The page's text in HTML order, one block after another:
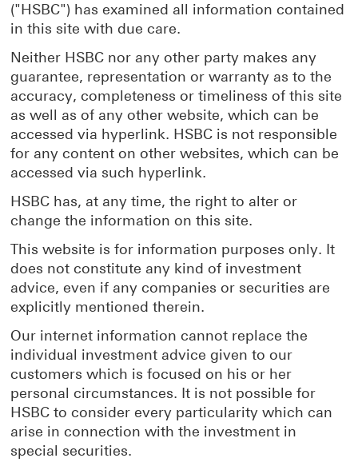
("HSBC") has examined all information contained
in this site with due care.
Neither HSBC nor any other party makes any
guarantee, representation or warranty as to the
accuracy, completeness or timeliness of this site
as well as of any other website, which can be
accessed via hyperlink. HSBC is not responsible
for any content on other websites, which can be
accessed via such hyperlink.
HSBC has, at any time, the right to alter or
change the information on this site.
This website is for information purposes only. It
does not constitute any kind of investment
advice, even if any companies or securities are
explicitly mentioned therein.
Our internet information cannot replace the
individual investment advice given to our
customers which is focused on his or her
personal circumstances. It is not possible for
HSBC to consider every particularity which can
arise in connection with the investment in
special securities.